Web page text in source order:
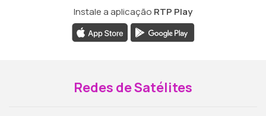
Instale a aplicação RTP Play
Redes de Satélites